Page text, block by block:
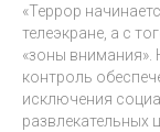
«Террор
телеэкране, а с
«зоны
контроль
исключения
развлекательных